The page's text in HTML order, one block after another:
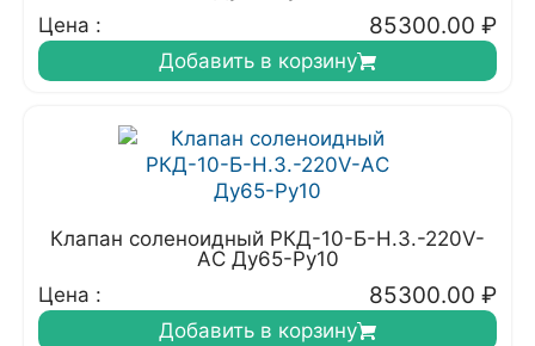
Цена :
85300.00 ₽
Добавить в корзину
Клапан соленоидный РКД-10-Б-Н.З.-220V-
АC Ду65-Ру10
Цена :
85300.00 ₽
Добавить в корзину